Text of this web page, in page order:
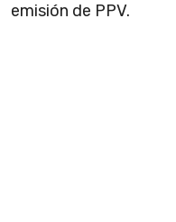
emisión de PPV.